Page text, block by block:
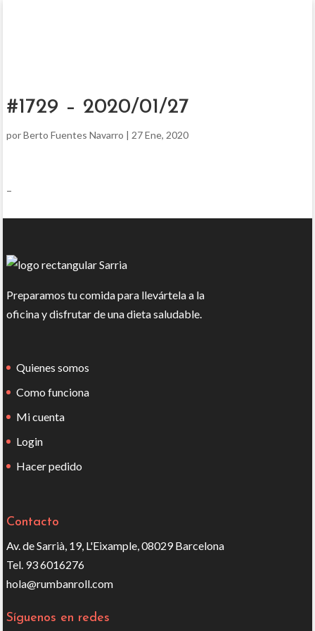
#1729 – 2020/01/27
porBerto Fuentes Navarro | 27 Ene, 2020
–
Preparamos tu comida para llevártela a la
oficina y disfrutar de una dieta saludable.
Quienes somos
Como funciona
Mi cuenta
Login
Hacer pedido
Contacto
Av. de Sarrià, 19, L'Eixample, 08029 Barcelona
Tel. 93 6016276
hola@rumbanroll.com
Síguenos en redes